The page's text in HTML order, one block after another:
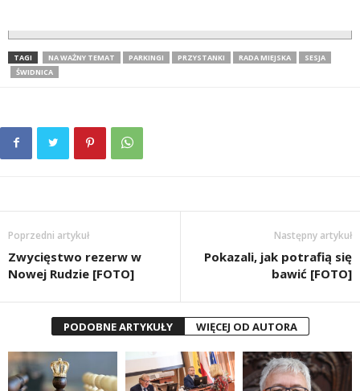
TAGI NA WAŻNY TEMAT PARKINGI PRZYSTANKI RADA MIEJSKA
SESJA
ŚWIDNICA
Poprzedni artykuł
Zwycięstwo rezerw w
Nowej Rudzie [FOTO]
Następny artykuł
Pokazali, jak potrafią się
bawić [FOTO]
PODOBNE ARTYKUŁY WIĘCEJ OD AUTORA